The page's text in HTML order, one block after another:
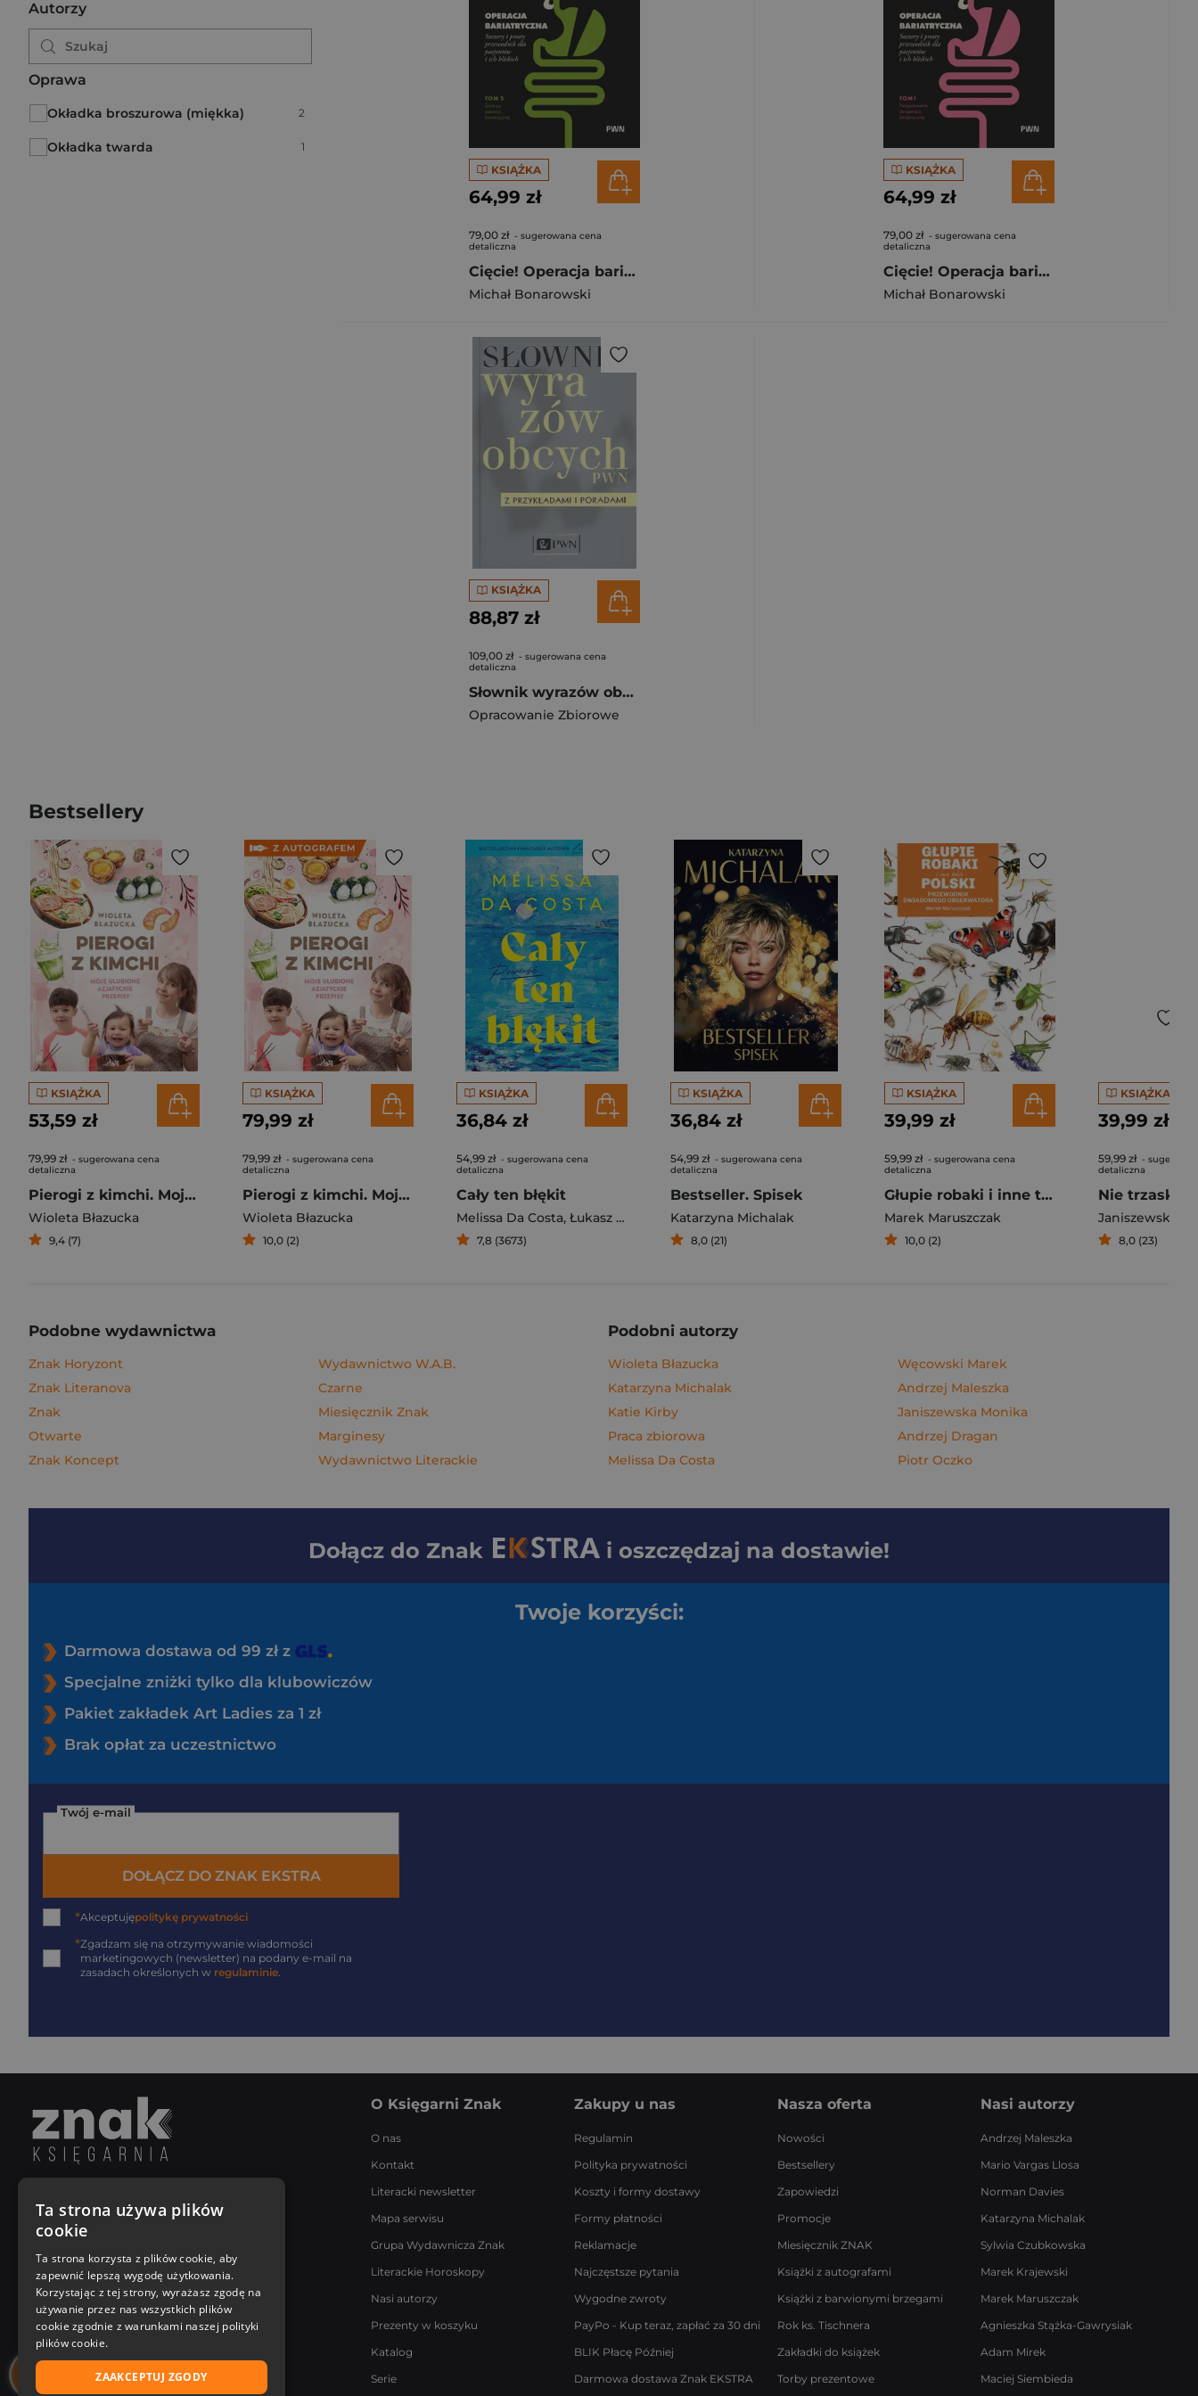
Autorzy
Oprawa
Okładka broszurowa (miękka) Liczba pozycji:
2
Okładka twarda Liczba pozycji:
1
KSIĄŻKA
64,99 zł
79,00 zł - sugerowana cena
detaliczna
Cięcie! Operacja bariatryczna. Życie po operacji bariatrycznej. Szczery i prosty przewodnik dla pacjentów i ich bliskich Tom 2
Michał Bonarowski
KSIĄŻKA
64,99 zł
79,00 zł - sugerowana cena
detaliczna
Cięcie! Operacja bariatryczna. Przygotowanie do operacji bariatrycznej. Szczery i prosty przewodnik dla pacjentów i ich bliskich Tom 1
Michał Bonarowski
KSIĄŻKA
88,87 zł
109,00 zł - sugerowana cena
detaliczna
Słownik wyrazów obcych z przykładami i poradami
Opracowanie Zbiorowe
Bestsellery
KSIĄŻKA
53,59 zł
79,99 zł - sugerowana cena
detaliczna
Pierogi z kimchi. Moje ulubione azjatyckie przepisy
Wioleta Błazucka
9,4 (7)
KSIĄŻKA
79,99 zł
79,99 zł - sugerowana cena
detaliczna
Pierogi z kimchi. Moje ulubione azjatyckie przepisy - książka z autografem
Wioleta Błazucka
10,0 (2)
KSIĄŻKA
36,84 zł
54,99 zł - sugerowana cena
detaliczna
Cały ten błękit
Melissa Da Costa, Łukasz Müller
7,8 (3673)
KSIĄŻKA
36,84 zł
54,99 zł - sugerowana cena
detaliczna
Bestseller. Spisek
Katarzyna Michalak
8,0 (21)
KSIĄŻKA
39,99 zł
59,99 zł - sugerowana cena
detaliczna
Głupie robaki i inne takie Polski
Marek Maruszczak
10,0 (2)
KSIĄŻKA
39,99 zł
59,99 zł -
detaliczna
Janiszewska
8,0 (23)
Podobne wydawnictwa
Znak Horyzont
Znak Literanova
Znak
Otwarte
Znak Koncept
Wydawnictwo W.A.B.
Czarne
Miesięcznik Znak
Marginesy
Wydawnictwo Literackie
Podobni autorzy
Wioleta Błazucka
Katarzyna Michalak
Katie Kirby
Praca zbiorowa
Melissa Da Costa
Węcowski Marek
Andrzej Maleszka
Janiszewska Monika
Andrzej Dragan
Piotr Oczko
Dołącz do Znak i oszczędzaj na dostawie!
Twoje korzyści:
Darmowa dostawa od 99 zł z
Specjalne zniżki tylko dla klubowiczów
Pakiet zakładek Art Ladies za 1 zł
Brak opłat za uczestnictwo
Twój e-mail
DOŁĄCZ DO ZNAK EKSTRA
*Akceptujępolitykę prywatności
*Zgadzam się na otrzymywanie wiadomości
marketingowych (newsletter) na podany e-mail na
zasadach określonych w regulaminie.
Poniedziałek - Piątek
8:00 - 18:00
[email protected]
Bądź z nami na bieżąco
O Księgarni Znak
O nas
Kontakt
Literacki newsletter
Mapa serwisu
Grupa Wydawnicza Znak
Literackie Horoskopy
Nasi autorzy
Prezenty w koszyku
Katalog
Serie
Zakupy u nas
Regulamin
Polityka prywatności
Koszty i formy dostawy
Formy płatności
Reklamacje
Najczęstsze pytania
Wygodne zwroty
PayPo - Kup teraz, zapłać za 30 dni
BLIK Płacę Później
Darmowa dostawa Znak EKSTRA
Nasza oferta
Nowości
Bestsellery
Zapowiedzi
Promocje
Miesięcznik ZNAK
Książki z autografami
Książki z barwionymi brzegami
Rok ks. Tischnera
Zakładki do książek
Torby prezentowe
Nasi autorzy
Andrzej Maleszka
Mario Vargas Llosa
Norman Davies
Katarzyna Michalak
Sylwia Czubkowska
Marek Krajewski
Marek Maruszczak
Agnieszka Stążka-Gawrysiak
Adam Mirek
Maciej Siembieda
Ta strona używa plików
cookie
Ta strona korzysta z plików cookie, aby
zapewnić lepszą wygodę użytkowania.
Korzystając z tej strony, wyrażasz zgodę na
używanie przez nas wszystkich plików
cookie zgodnie z warunkami naszej polityki
plików cookie.
ZAAKCEPTUJ ZGODY